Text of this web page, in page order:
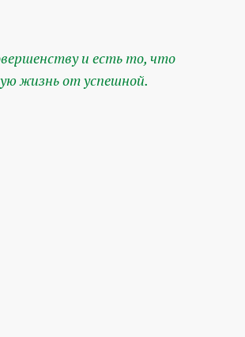
и есть то, что
жизнь от успешной.